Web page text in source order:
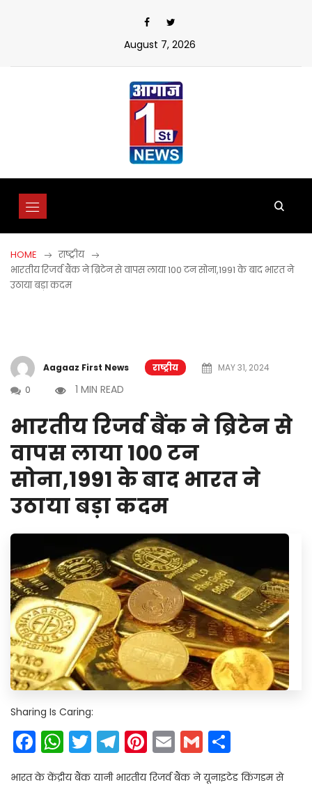
August 7, 2026
HOME
राष्ट्रीय
भारतीय रिजर्व बैंक ने ब्रिटेन से वापस लाया 100 टन सोना,1991 के बाद भारत ने
उठाया बड़ा कदम
Aagaaz First News राष्ट्रीय
MAY 31, 2024
0
1 MIN READ
भारतीय रिजर्व बैंक ने ब्रिटेन से
वापस लाया 100 टन
सोना,1991 के बाद भारत ने
उठाया बड़ा कदम
Sharing Is Caring:
Facebook
WhatsApp
Twitter
Telegram
Pinterest
EmailGmail
भारत के केंद्रीय बैंक यानी भारतीय रिजर्व बैंक ने यूनाइटेड किंगडम से